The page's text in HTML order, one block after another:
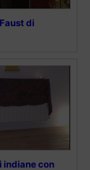
di
indiane con